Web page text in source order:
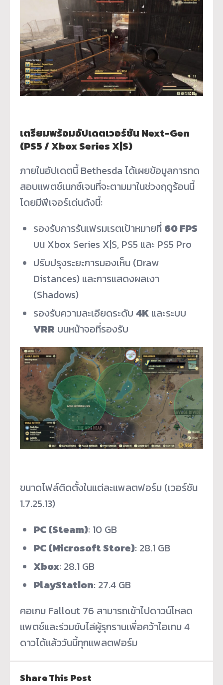
เตรียมพร้อมอัปเดตเวอร์ชัน Next-Gen
(PS5 / Xbox Series X|S)
ภายในอัปเดตนี้ Bethesda ได้เผยข้อมูลการทด
สอบแพตช์เนกซ์เจนที่จะตามมาในช่วงฤดูร้อนนี้
โดยมีฟีเจอร์เด่นดังนี้:
รองรับการรันเฟรมเรตเป้าหมายที่ 60 FPS
บน Xbox Series X|S, PS5 และ PS5 Pro
ปรับปรุงระยะการมองเห็น (Draw
Distances) และการแสดงผลเงา
(Shadows)
รองรับความละเอียดระดับ 4Kและระบบ
VRR บนหน้าจอที่รองรับ
ขนาดไฟล์ติดตั้งในแต่ละแพลตฟอร์ม (เวอร์ชัน
1.7.25.13)
PC (Steam): 10 GB
PC (Microsoft Store): 28.1 GB
Xbox: 28.1 GB
PlayStation: 27.4 GB
คอเกม Fallout 76 สามารถเข้าไปดาวน์โหลด
แพตช์และร่วมขับไล่ผู้รุกรานเพื่อคว้าไอเทม 4
ดาวได้แล้ววันนี้ทุกแพลตฟอร์ม
Share This Post